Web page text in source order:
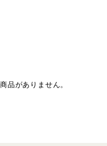
品がありません。